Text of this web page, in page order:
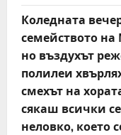
Коледната
семейството на
но въздухът
полилеи
смехът на
сякаш всички
неловко, което